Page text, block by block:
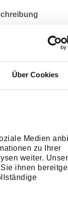
Über Cookies
Medien
zu Ihrer
weiter.
ihnen
sicheren
Nutensteine mit
Vanadium-
Nutsteine
Eigenschaften